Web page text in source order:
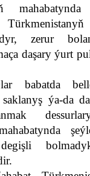
zerur
daşary ýurt
babatda
ýa-da